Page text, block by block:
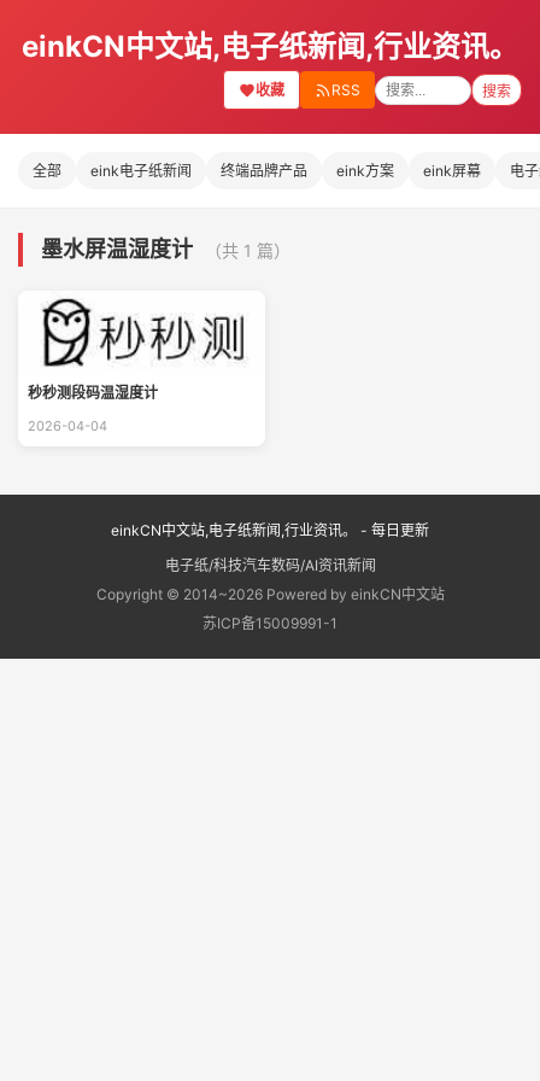
einkCN中文站,电子纸新闻,行业资讯。
收藏 RSS 搜索
全部 eink电子纸新闻 终端品牌产品 eink方案 eink屏幕 电
墨水屏温湿度计 （共 1 篇）
秒秒测段码温湿度计
2026-04-04
einkCN中文站,电子纸新闻,行业资讯。 - 每日更新
电子纸/科技汽车数码/AI资讯新闻
Copyright © 2014~2026 Powered by einkCN中文站
苏ICP备15009991-1